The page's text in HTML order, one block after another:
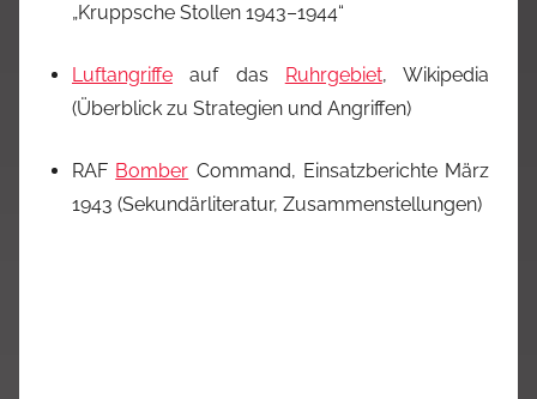
„Kruppsche Stollen 1943–1944“
Luftangriffe auf das Ruhrgebiet, Wikipedia
(Überblick zu Strategien und Angriffen)
RAF Bomber Command, Einsatzberichte März
1943 (Sekundärliteratur, Zusammenstellungen)